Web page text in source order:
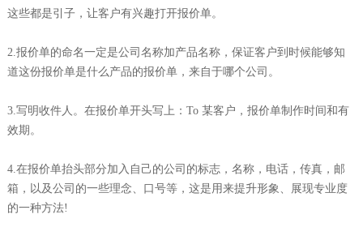
这些都是引子，让客户有兴趣打开报价单。
2.报价单的命名一定是公司名称加产品名称，保证客户到时候能够知
道这份报价单是什么产品的报价单，来自于哪个公司。
3.写明收件人。在报价单开头写上：To 某客户，报价单制作时间和有
效期。
4.在报价单抬头部分加入自己的公司的标志，名称，电话，传真，邮
箱，以及公司的一些理念、口号等，这是用来提升形象、展现专业度
的一种方法!